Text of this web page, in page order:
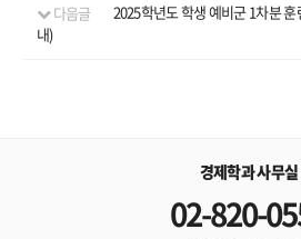
다음글
2025학년도 학생 예비군 1차분
내)
경제학과 사무실
02-820-